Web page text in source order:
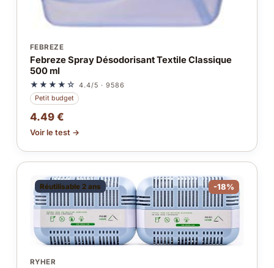
FEBREZE
Febreze Spray Désodorisant Textile Classique
500 ml
★★★★☆ 4.4/5 · 9586
Petit budget
4.49 €
Voir le test →
Réutilisable 2 ans -18%
RYHER